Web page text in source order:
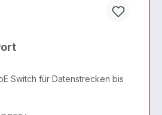
Switch für Datenstrecken bis